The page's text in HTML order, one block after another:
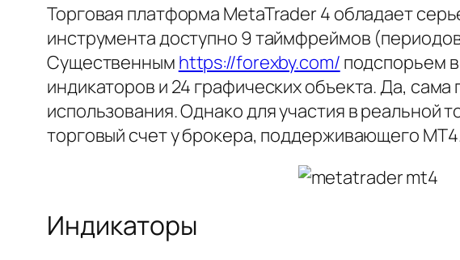
Торговая платформа MetaTrader 4 обладает
инструмента доступно 9 таймфреймов
Существенным https://forexby.com/ подспорьем
индикаторов и 24 графических объекта. Да,
использования. Однако для участия в реальной
торговый счет у брокера, поддерживающего
Индикаторы